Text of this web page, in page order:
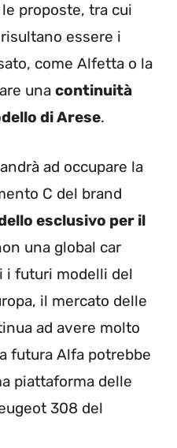
proposte, tra cui
essere i
come Alfetta o la
una continuità
di Arese.
ad occupare la
C del brand
esclusivo per il
una global car
i futuri modelli del
il mercato delle
ad avere molto
futura Alfa potrebbe
piattaforma delle
308 del